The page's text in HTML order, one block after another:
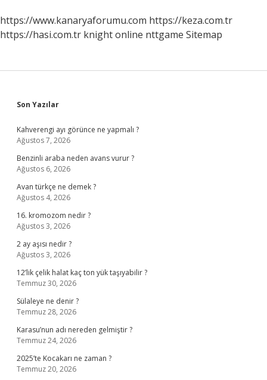
https://www.kanaryaforumu.com https://keza.com.tr
https://hasi.com.tr knight online nttgame Sitemap
Sidebar
Son Yazılar
Kahverengi ayı görünce ne yapmalı ?
Ağustos 7, 2026
Benzinli araba neden avans vurur ?
Ağustos 6, 2026
Avan türkçe ne demek ?
Ağustos 4, 2026
16. kromozom nedir ?
Ağustos 3, 2026
2 ay aşısı nedir ?
Ağustos 3, 2026
12’lik çelik halat kaç ton yük taşıyabilir ?
Temmuz 30, 2026
Sülaleye ne denir ?
Temmuz 28, 2026
Karasu’nun adı nereden gelmiştir ?
Temmuz 24, 2026
2025’te Kocakarı ne zaman ?
Temmuz 20, 2026